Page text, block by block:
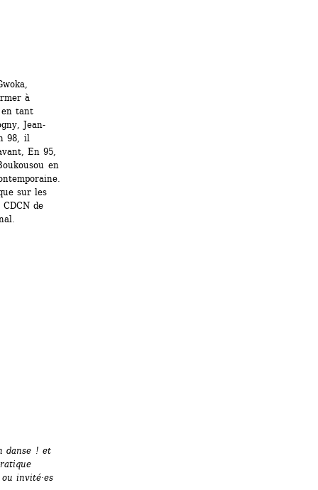
à
en tant
Jean-
98, il
En 95,
en
sur les
de
danse ! et
invité·es